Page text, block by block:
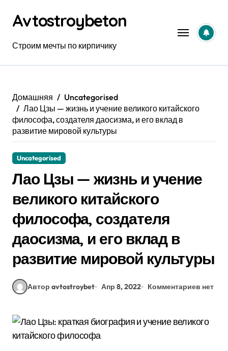
содержанию
Avtostroybeton
Строим мечты по кирпичику
Домашняя
Uncategorised
Лао Цзы — жизнь и учение великого китайского
философа, создателя даосизма, и его вклад в
развитие мировой культуры
Uncategorised
Лао Цзы — жизнь и учение
великого китайского
философа, создателя
даосизма, и его вклад в
развитие мировой культуры
Автор avtostroybet Апр 8, 2022 Комментариев нет